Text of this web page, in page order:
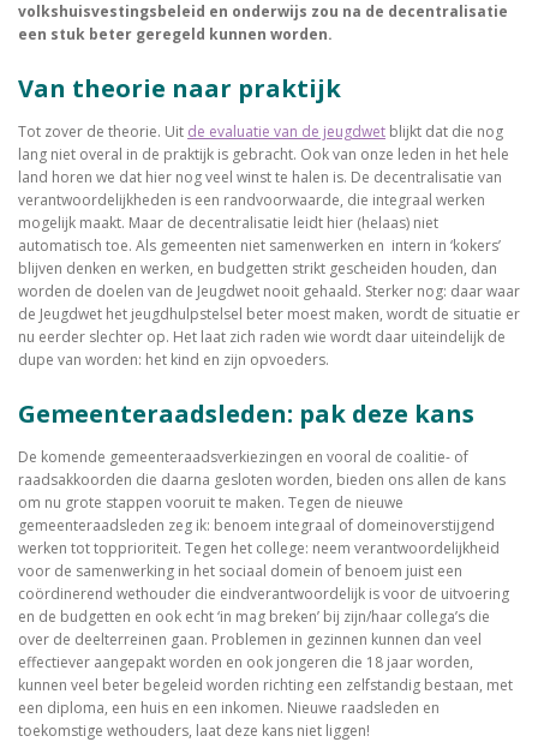
volkshuisvestingsbeleid en onderwijs zou na de decentralisatie
een stuk beter geregeld kunnen worden.
Van theorie naar praktijk
Tot zover de theorie. Uit de evaluatie van de jeugdwet blijkt dat die nog
lang niet overal in de praktijk is gebracht. Ook van onze leden in het hele
land horen we dat hier nog veel winst te halen is. De decentralisatie van
verantwoordelijkheden is een randvoorwaarde, die integraal werken
mogelijk maakt. Maar de decentralisatie leidt hier (helaas) niet
automatisch toe. Als gemeenten niet samenwerken en intern in ‘kokers’
blijven denken en werken, en budgetten strikt gescheiden houden, dan
worden de doelen van de Jeugdwet nooit gehaald. Sterker nog: daar waar
de Jeugdwet het jeugdhulpstelsel beter moest maken, wordt de situatie er
nu eerder slechter op. Het laat zich raden wie wordt daar uiteindelijk de
dupe van worden: het kind en zijn opvoeders.
Gemeenteraadsleden: pak deze kans
De komende gemeenteraadsverkiezingen en vooral de coalitie- of
raadsakkoorden die daarna gesloten worden, bieden ons allen de kans
om nu grote stappen vooruit te maken. Tegen de nieuwe
gemeenteraadsleden zeg ik: benoem integraal of domeinoverstijgend
werken tot topprioriteit. Tegen het college: neem verantwoordelijkheid
voor de samenwerking in het sociaal domein of benoem juist een
coördinerend wethouder die eindverantwoordelijk is voor de uitvoering
en de budgetten en ook echt ‘in mag breken’ bij zijn/haar collega’s die
over de deelterreinen gaan. Problemen in gezinnen kunnen dan veel
effectiever aangepakt worden en ook jongeren die 18 jaar worden,
kunnen veel beter begeleid worden richting een zelfstandig bestaan, met
een diploma, een huis en een inkomen. Nieuwe raadsleden en
toekomstige wethouders, laat deze kans niet liggen!